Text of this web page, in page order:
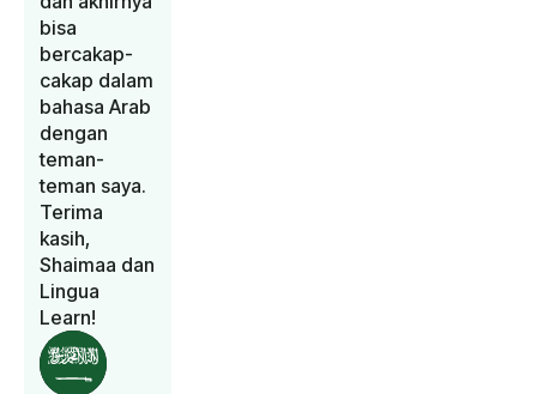
bisa
bercakap-
cakap dalam
bahasa Arab
dengan
teman-
teman saya.
Terima
kasih,
Shaimaa dan
Lingua
Learn!